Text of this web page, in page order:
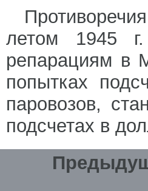
летом 1945
репарациям в
попытках
паровозов,
подсчетах в